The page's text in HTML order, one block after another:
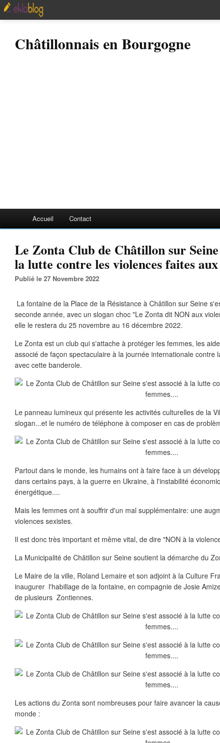
Châtillonnais en Bourgogne
Accueil Contact
Le Zonta Club de Châtillon sur Seine
la lutte contre les violences faites
Publié le 27 Novembre 2022
La fontaine de la Place de la Résistance à Châtillon sur Seine
seconde année, avec un slogan choc "Le Zonta dit NON aux
elle le restera du 25 novembre au 16 décembre 2022.
Le Zonta est un club qui s'attache à protéger les femmes, les
associé de façon spectaculaire à la journée internationale contre
avec cette banderole.
Le panneau lumineux qui présente les activités culturelles de la
slogan...et le numéro de téléphone à composer en cas de
Partout dans le monde, les humains ont à faire face à un
dans certains pays, à la guerre en Ukraine, à l'instabilité
énergétique....
Mais les femmes ont à souffrir d'un mal supplémentaire: une
violences sexistes.
Il est donc très important et même vital, de dire "NON à la
La Municipalité de Châtillon sur Seine soutient la démarche du
Le Maire de la ville, Roland Lemaire et son adjoint à la Culture
inaugurer l'habillage de la fontaine, en compagnie de Josie
de plusieurs Zontiennes.
Les actions du Zonta sont nombreuses pour faire avancer la
monde :